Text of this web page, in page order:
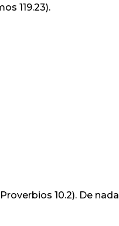
119.23).
10.2). De nada